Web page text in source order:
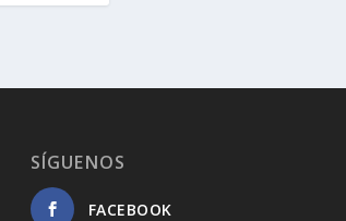
SÍGUENOS
FACEBOOK